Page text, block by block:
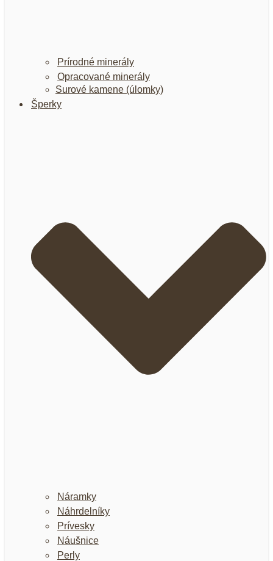
Prírodné minerály
Opracované minerály
Surové kamene (úlomky)
Šperky
Náramky
Náhrdelníky
Prívesky
Náušnice
Perly